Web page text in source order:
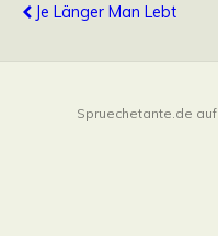
Je Länger Man Lebt
Spruechetante.de auf